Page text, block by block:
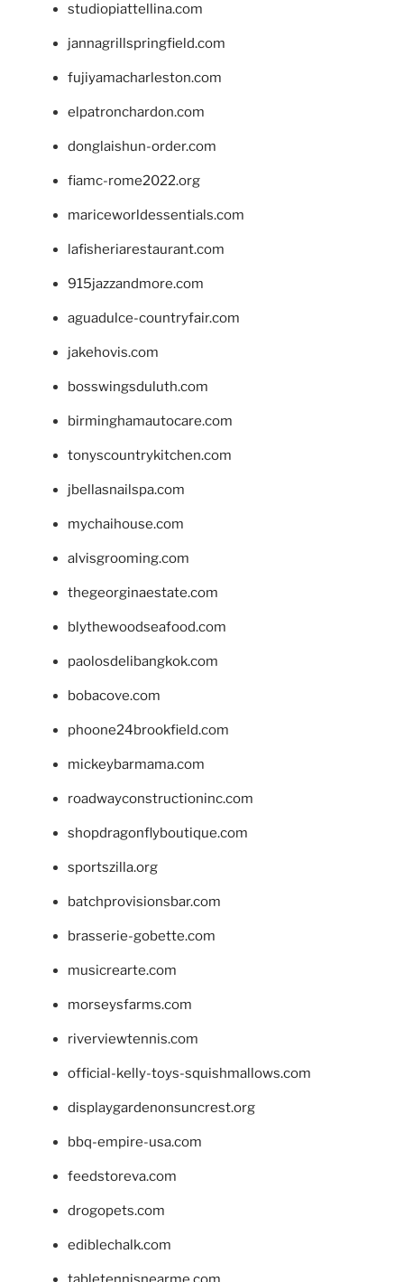
studiopiattellina.com
jannagrillspringfield.com
fujiyamacharleston.com
elpatronchardon.com
donglaishun-order.com
fiamc-rome2022.org
mariceworldessentials.com
lafisheriarestaurant.com
915jazzandmore.com
aguadulce-countryfair.com
jakehovis.com
bosswingsduluth.com
birminghamautocare.com
tonyscountrykitchen.com
jbellasnailspa.com
mychaihouse.com
alvisgrooming.com
thegeorginaestate.com
blythewoodseafood.com
paolosdelibangkok.com
bobacove.com
phoone24brookfield.com
mickeybarmama.com
roadwayconstructioninc.com
shopdragonflyboutique.com
sportszilla.org
batchprovisionsbar.com
brasserie-gobette.com
musicrearte.com
morseysfarms.com
riverviewtennis.com
official-kelly-toys-squishmallows.com
displaygardenonsuncrest.org
bbq-empire-usa.com
feedstoreva.com
drogopets.com
ediblechalk.com